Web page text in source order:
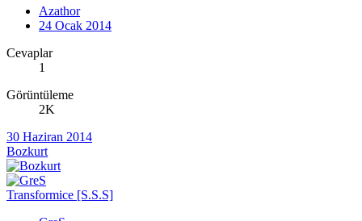
Azathor
24 Ocak 2014
Cevaplar
1
Görüntüleme
2K
30 Haziran 2014
Bozkurt
Transformice [S.S.S]